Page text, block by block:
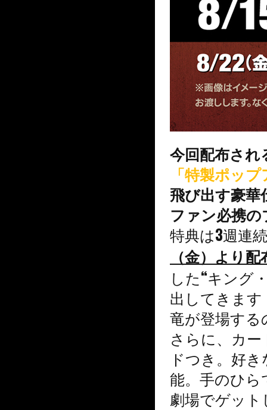
今回配布さ
「特製ポッ
飛び出す豪
ファン必携
特典は3週連
（金）より
した“キング
出してきま
竜が登場す
さらに、カ
ドつき。好
能。手のひら
劇場でゲッ